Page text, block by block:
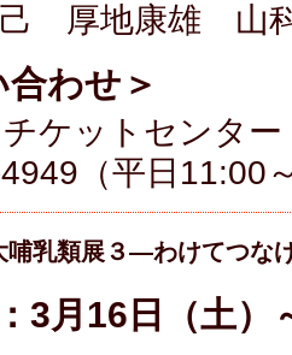
己 厚地康雄 山
合わせ＞
ケットセンター
（平日11:00
乳類展３―わけてつな
3月16日（土）